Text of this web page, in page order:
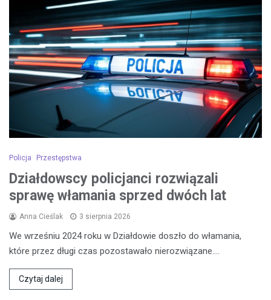
Policja Przestępstwa
Działdowscy policjanci rozwiązali
sprawę włamania sprzed dwóch lat
Anna Cieślak 3 sierpnia 2026
We wrześniu 2024 roku w Działdowie doszło do włamania,
które przez długi czas pozostawało nierozwiązane.…
Czytaj dalej